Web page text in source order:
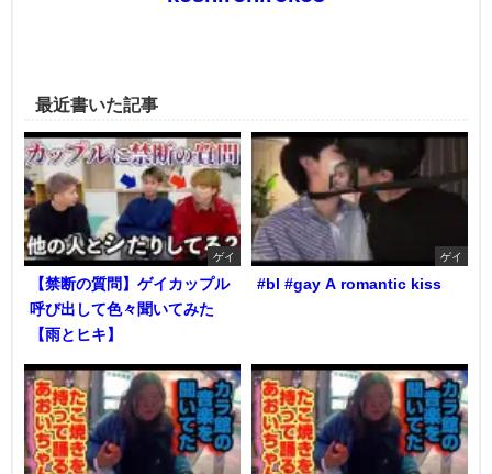
最近書いた記事
ゲイ
【禁断の質問】ゲイカップル
呼び出して色々聞いてみた
【雨とヒキ】
ゲイ
#bl #gay A romantic kiss